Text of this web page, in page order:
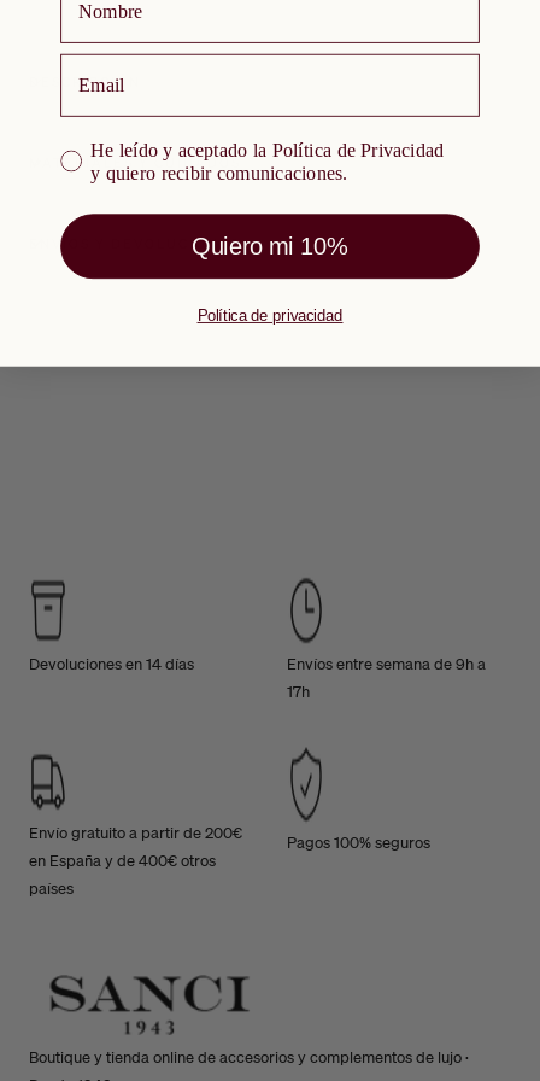
DESCRIPCIÓN
MATERIALES Y CUIDADOS
ENVÍOS Y DEVOLUCIONES
Devoluciones en 14 días
Envíos entre semana de 9h a
17h
Envío gratuito a partir de 200€
en España y de 400€ otros
países
Pagos 100% seguros
Boutique y tienda online de accesorios y complementos de lujo ·
He leído y aceptado la Política de Privacidad y quiero
He leído y aceptado la Política de Privacidad
y quiero recibir comunicaciones.
Quiero mi 10%
Política de privacidad